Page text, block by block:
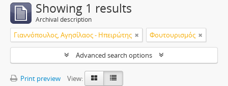
Showing 1 results
Archival description
Γιαννόπουλος, Αγησίλαος - Ηπειρώτης Φουτουρισμός
Advanced search options
Print preview
View: